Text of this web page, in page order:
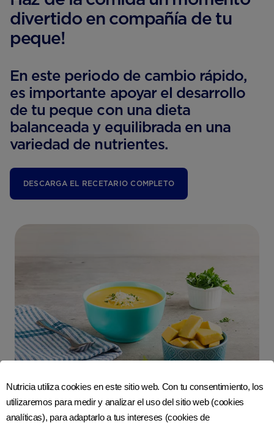
divertido en compañía de tu
peque!
En este periodo de cambio rápido,
es importante apoyar el desarrollo
de tu peque con una dieta
balanceada y equilibrada en una
variedad de nutrientes.
DESCARGA EL RECETARIO COMPLETO
Crema de zapallo con zanahoria
Nutricia utiliza cookies en este sitio web. Con tu consentimiento, los
utilizaremos para medir y analizar el uso del sitio web (cookies
analíticas), para adaptarlo a tus intereses (cookies de